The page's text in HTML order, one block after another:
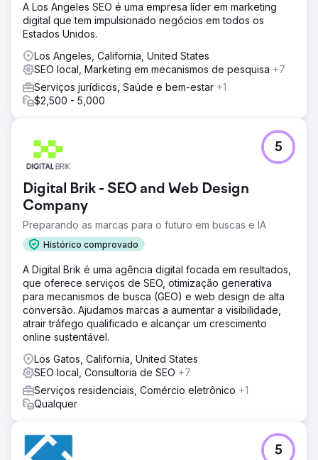
A Los Angeles SEO é uma empresa líder em marketing
digital que tem impulsionado negócios em todos os
Estados Unidos.
Los Angeles, California, United States
SEO local, Marketing em mecanismos de pesquisa +7
Serviços jurídicos, Saúde e bem-estar +1
$2,500 - 5,000
Digital Brik - SEO and Web Design
Company
Preparando as marcas para o futuro em buscas e IA
Histórico comprovado
5
A Digital Brik é uma agência digital focada em resultados,
que oferece serviços de SEO, otimização generativa
para mecanismos de busca (GEO) e web design de alta
conversão. Ajudamos marcas a aumentar a visibilidade,
atrair tráfego qualificado e alcançar um crescimento
online sustentável.
Los Gatos, California, United States
SEO local, Consultoria de SEO +7
Serviços residenciais, Comércio eletrônico +1
Qualquer
5